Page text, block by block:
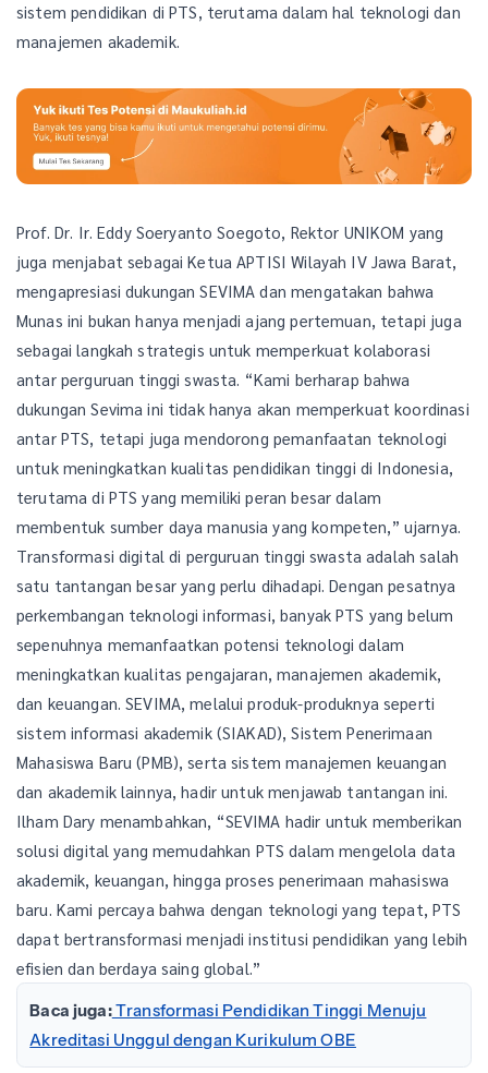
sistem pendidikan di PTS, terutama dalam hal teknologi dan
manajemen akademik.
Prof. Dr. Ir. Eddy Soeryanto Soegoto, Rektor UNIKOM yang
juga menjabat sebagai Ketua APTISI Wilayah IV Jawa Barat,
mengapresiasi dukungan SEVIMA dan mengatakan bahwa
Munas ini bukan hanya menjadi ajang pertemuan, tetapi juga
sebagai langkah strategis untuk memperkuat kolaborasi
antar perguruan tinggi swasta. “Kami berharap bahwa
dukungan Sevima ini tidak hanya akan memperkuat koordinasi
antar PTS, tetapi juga mendorong pemanfaatan teknologi
untuk meningkatkan kualitas pendidikan tinggi di Indonesia,
terutama di PTS yang memiliki peran besar dalam
membentuk sumber daya manusia yang kompeten,” ujarnya.
Transformasi digital di perguruan tinggi swasta adalah salah
satu tantangan besar yang perlu dihadapi. Dengan pesatnya
perkembangan teknologi informasi, banyak PTS yang belum
sepenuhnya memanfaatkan potensi teknologi dalam
meningkatkan kualitas pengajaran, manajemen akademik,
dan keuangan. SEVIMA, melalui produk-produknya seperti
sistem informasi akademik (SIAKAD), Sistem Penerimaan
Mahasiswa Baru (PMB), serta sistem manajemen keuangan
dan akademik lainnya, hadir untuk menjawab tantangan ini.
Ilham Dary menambahkan, “SEVIMA hadir untuk memberikan
solusi digital yang memudahkan PTS dalam mengelola data
akademik, keuangan, hingga proses penerimaan mahasiswa
baru. Kami percaya bahwa dengan teknologi yang tepat, PTS
dapat bertransformasi menjadi institusi pendidikan yang lebih
efisien dan berdaya saing global.”
Baca juga:Transformasi Pendidikan Tinggi Menuju
Akreditasi Unggul dengan Kurikulum OBE